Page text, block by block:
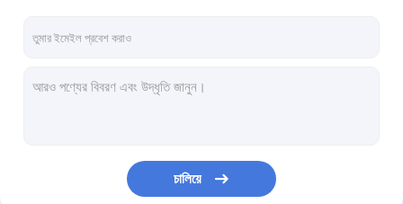
শিল্প ব্যবহার এআরসি এমএমএ ওয়েল্ডার
মিনি এআরসি ওয়েল্ডার
চালিয়ে